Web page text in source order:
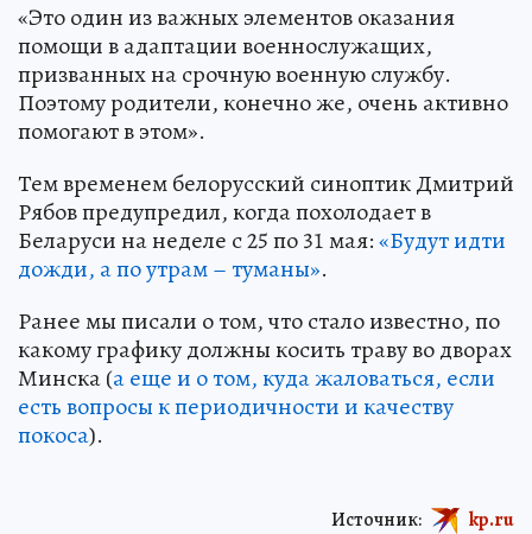
«Это один из важных элементов оказания
помощи в адаптации военнослужащих,
призванных на срочную военную службу.
Поэтому родители, конечно же, очень активно
помогают в этом».
Тем временем белорусский синоптик Дмитрий
Рябов предупредил, когда похолодает в
Беларуси на неделе с 25 по 31 мая:«Будут идти
дожди, а по утрам – туманы».
Ранее мы писали о том, что стало известно, по
какому графику должны косить траву во дворах
Минска (а еще и о том, куда жаловаться, если
есть вопросы к периодичности и качеству
покоса).
Источник: kp.ru